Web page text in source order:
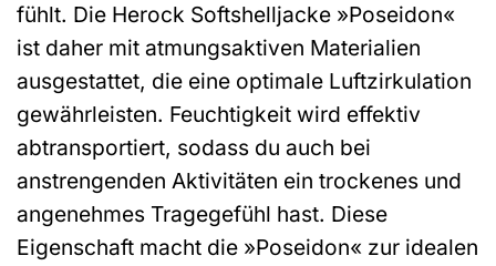
fühlt. Die Herock Softshelljacke »Poseidon«
ist daher mit atmungsaktiven Materialien
ausgestattet, die eine optimale Luftzirkulation
gewährleisten. Feuchtigkeit wird effektiv
abtransportiert, sodass du auch bei
anstrengenden Aktivitäten ein trockenes und
angenehmes Tragegefühl hast. Diese
Eigenschaft macht die »Poseidon« zur idealen